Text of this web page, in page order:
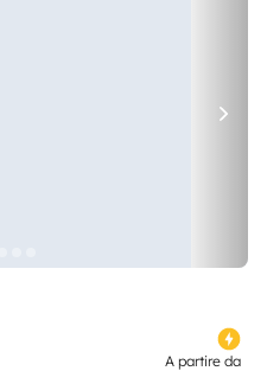
A partire da